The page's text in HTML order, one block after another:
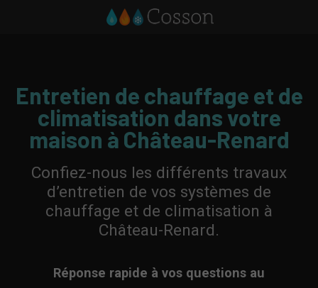
Entretien de chauffage et de
climatisation dans votre
maison à Château-Renard
Confiez-nous les différents travaux
d’entretien de vos systèmes de
chauffage et de climatisation à
Château-Renard.
Réponse rapide à vos questions au